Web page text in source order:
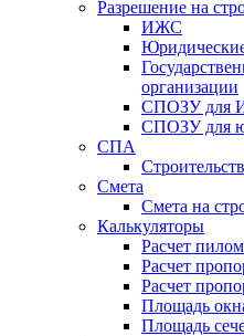
Разрешение на
ИЖС
организации
СПОЗУ для
СПОЗУ для
СПА
Смета
Смета на
Калькуляторы
Расчет
Расчет
Расчет
Площадь
Площадь